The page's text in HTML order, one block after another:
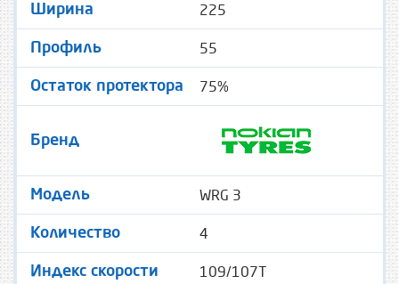
Ширина 225
Профиль 55
Остаток протектора 75%
Бренд
Модель WRG 3
Количество 4
Индекс скорости 109/107T